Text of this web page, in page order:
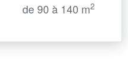
de 90 à 140 m2